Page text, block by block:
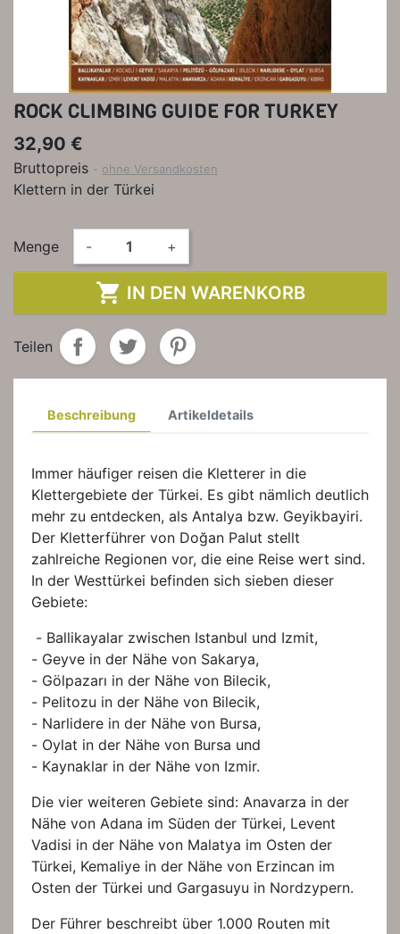
ROCK CLIMBING GUIDE FOR TURKEY
32,90 €
Bruttopreis ohne Versandkosten
Klettern in der Türkei
Menge - +
 IN DEN WARENKORB
Teilen
Beschreibung Artikeldetails
Immer häufiger reisen die Kletterer in die
Klettergebiete der Türkei. Es gibt nämlich deutlich
mehr zu entdecken, als Antalya bzw. Geyikbayiri.
Der Kletterführer von Doğan Palut stellt
zahlreiche Regionen vor, die eine Reise wert sind.
In der Westtürkei befinden sich sieben dieser
Gebiete:
- Ballikayalar zwischen Istanbul und Izmit,
- Geyve in der Nähe von Sakarya,
- Gölpazarı in der Nähe von Bilecik,
- Pelitozu in der Nähe von Bilecik,
- Narlidere in der Nähe von Bursa,
- Oylat in der Nähe von Bursa und
- Kaynaklar in der Nähe von Izmir.
Die vier weiteren Gebiete sind: Anavarza in der
Nähe von Adana im Süden der Türkei, Levent
Vadisi in der Nähe von Malatya im Osten der
Türkei, Kemaliye in der Nähe von Erzincan im
Osten der Türkei und Gargasuyu in Nordzypern.
Der Führer beschreibt über 1.000 Routen mit